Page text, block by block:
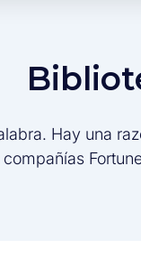
Hay una
compañías